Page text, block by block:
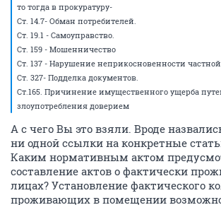
то тогда в прокуратуру-
Ст. 14.7- Обман потребителей.
Ст. 19.1 - Самоуправство.
Ст. 159 - Мошенничество
Ст. 137 - Нарушение неприкосновенности
Ст. 327- Подделка документов.
Ст.165. Причинение имущественного ущерба
злоупотребления доверием
А с чего Вы это взяли. Вроде
ни одной ссылки на конкретные
Каким нормативным актом
составление актов о фактически
лицах? Установление фактического
проживающих в помещении